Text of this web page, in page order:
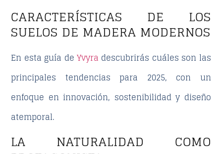
CARACTERÍSTICAS DE LOS
SUELOS DE MADERA MODERNOS
En esta guía de Yvyra descubrirás cuáles son las
principales tendencias para 2025, con un
enfoque en innovación, sostenibilidad y diseño
atemporal.
LA NATURALIDAD COMO